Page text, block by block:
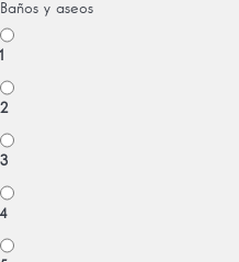
Baños y aseos
1
2
3
4